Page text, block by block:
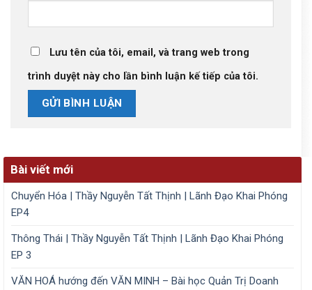
Lưu tên của tôi, email, và trang web trong
trình duyệt này cho lần bình luận kế tiếp của tôi.
Bài viết mới
Chuyển Hóa | Thầy Nguyễn Tất Thịnh | Lãnh Đạo Khai Phóng
EP4
Thông Thái | Thầy Nguyễn Tất Thịnh | Lãnh Đạo Khai Phóng
EP 3
VĂN HOÁ hướng đến VĂN MINH – Bài học Quản Trị Doanh